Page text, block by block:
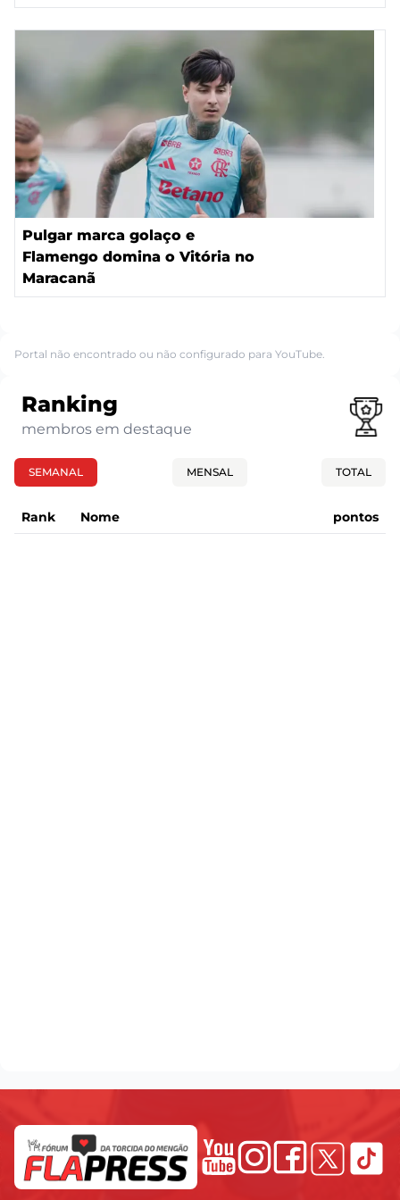
Pulgar marca golaço e
Flamengo domina o Vitória no
Maracanã
Portal não encontrado ou não configurado para YouTube.
Ranking
membros em destaque
SEMANAL MENSAL TOTAL
Rank Nome pontos